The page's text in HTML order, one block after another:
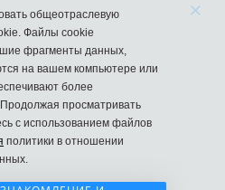
общеотраслевую
Файлы cookie
фрагменты данных,
на вашем компьютере или
более
просматривать
с использованием файлов
политики в отношении
×